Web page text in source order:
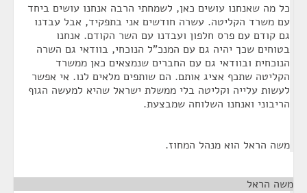
כל מה שאנחנו עושים כאן, לשמחתי הרבה אנחנו עושים ביחד
עם משרד הקליטה. עשרה חודשים אני בתפקיד, אבל עבדנו
גם קודם עם פרס חלפון ועבדנו עם השר הקודם. אנחנו
בטוחים שכך יהיה גם עם המנכ"ל הנוכחי, בוודאי גם השרה
הנוכחית ובוודאי גם עם החברים שנמצאים כאן ממשרד
הקליטה שתכף אציג אותם. הם שותפים מלאים לנו. אי אפשר
לעשות עלייה וקליטה בלי ממשלת ישראל שהיא למעשה הגוף
הריבוני ואנחנו השלוחה שמבצעת.
משה הראל הוא מנהל המחוז.
משה הראל